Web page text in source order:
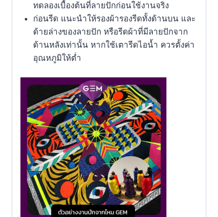
ทดลองเบื้องต้นที่ลายปักก่อนใช้งานจริง
ก่อนรีด แนะนำให้รองผ้ารองรีดทั้งด้านบน และ
ด้ายล่างของลายปัก หรือรีดผ้าที่มีลายปักจาก
ด้านหลังเท่านั้น หากใช้เตารีดไอน้ำ ควรตั้งค่า
อุณหภูมิให้ตํ่า